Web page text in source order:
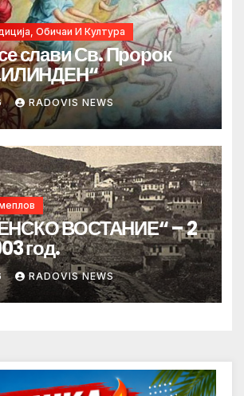
Обичаи И Култура
слави Св. Пророк
RADOVIS NEWS
ВОСТАНИЕ“ – 2
год.
RADOVIS NEWS